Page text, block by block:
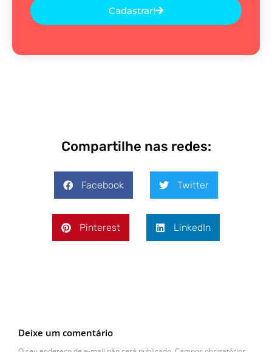
Cadastrar!
Compartilhe nas redes:
Facebook Twitter
Pinterest LinkedIn
Deixe um comentário